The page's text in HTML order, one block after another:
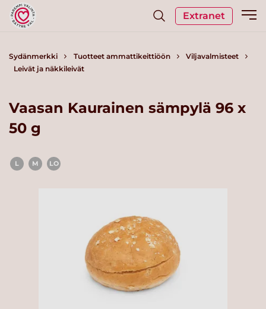
Extranet
Sydänmerkki Tuotteet ammattikeittiöön
Viljavalmisteet
Leivät ja näkkileivät
Vaasan Kaurainen sämpylä 96 x
50 g
L M LO